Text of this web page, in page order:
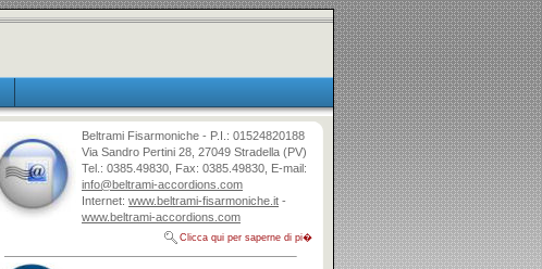
Beltrami Fisarmoniche - P.I.: 01524820188
Via Sandro Pertini 28, 27049 Stradella (PV)
Tel.: 0385.49830, Fax: 0385.49830, E-mail:
info@beltrami-accordions.com
Internet: www.beltrami-fisarmoniche.it -
www.beltrami-accordions.com
Clicca qui per saperne di pi�